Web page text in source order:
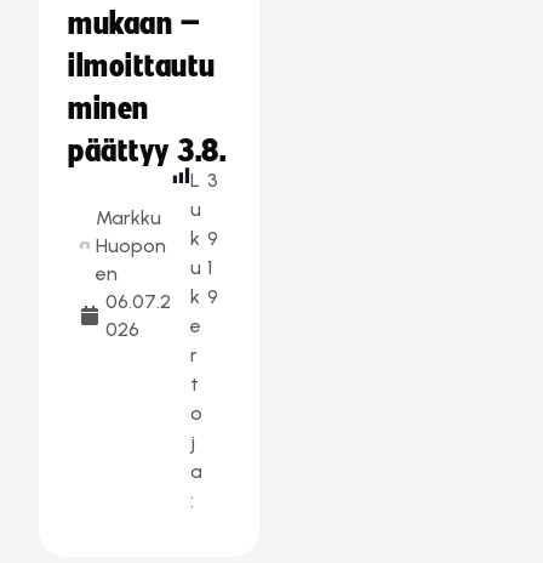
mukaan –
ilmoittautu
minen
päättyy 3.8.
Markku
Huopon
en
06.07.2
026
L
u
k
u
k
e
r
t
o
j
a
:
3
9
1
9